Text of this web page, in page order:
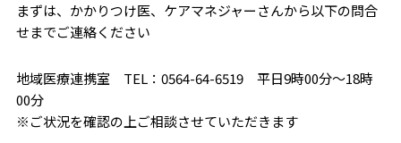
まずは、かかりつけ医、ケアマネジャーさんから以下の問合
せまでご連絡ください
地域医療連携室 TEL：0564-64-6519 平日9時00分～18時
00分
※ご状況を確認の上ご相談させていただきます